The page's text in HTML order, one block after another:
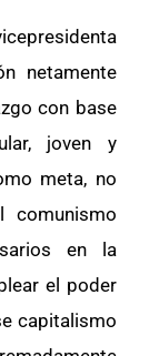
netamente
con base
joven y
meta, no
comunismo
en la
el poder
capitalismo